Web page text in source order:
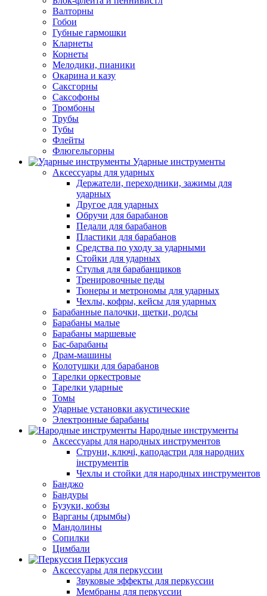
Валторны
Гобои
Губные гармошки
Кларнеты
Корнеты
Мелодики, пианики
Окарина и казу
Саксгорны
Саксофоны
Тромбоны
Трубы
Тубы
Флейты
Флюгельгорны
Ударные инструменты
Аксессуары для ударных
Держатели, переходники, зажимы для
ударных
Другое для ударных
Обручи для барабанов
Педали для барабанов
Пластики для барабанов
Средства по уходу за ударными
Стойки для ударных
Стулья для барабанщиков
Тренировочные педы
Тюнеры и метрономы для ударных
Чехлы, кофры, кейсы для ударных
Барабанные палочки, щетки, родсы
Барабаны малые
Барабаны маршевые
Бас-барабаны
Драм-машины
Колотушки для барабанов
Тарелки оркестровые
Тарелки ударные
Томы
Ударные установки акустические
Электронные барабаны
Народные инструменты
Аксессуары для народных инструментов
Струни, ключі, каподастри для народних
інструментів
Чехлы и стойки для народных инструментов
Банджо
Бандуры
Бузуки, кобзы
Варганы (дрымбы)
Мандолины
Сопилки
Цимбали
Перкуссия
Аксессуары для перкуссии
Звуковые эффекты для перкуссии
Мембраны для перкуссии